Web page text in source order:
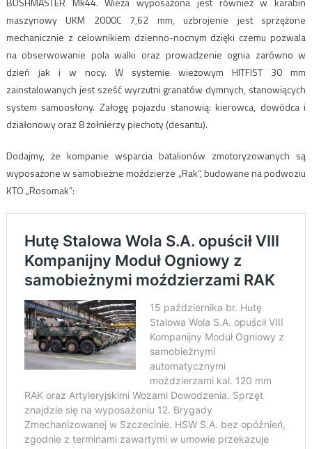
maszynowy UKM 2000C 7,62 mm, uzbrojenie jest sprzężone
mechanicznie z celownikiem dzienno-nocnym dzięki czemu pozwala
na obserwowanie pola walki oraz prowadzenie ognia zarówno w
dzień jak i w nocy. W systemie wieżowym HITFIST 30 mm
zainstalowanych jest sześć wyrzutni granatów dymnych, stanowiących
system samoosłony. Załogę pojazdu stanowią: kierowca, dowódca i
działonowy oraz 8 żołnierzy piechoty (desantu).
Dodajmy, że kompanie wsparcia batalionów zmotoryzowanych są
wyposażone w samobieżne moździerze „Rak”, budowane na podwoziu
KTO „Rosomak”: